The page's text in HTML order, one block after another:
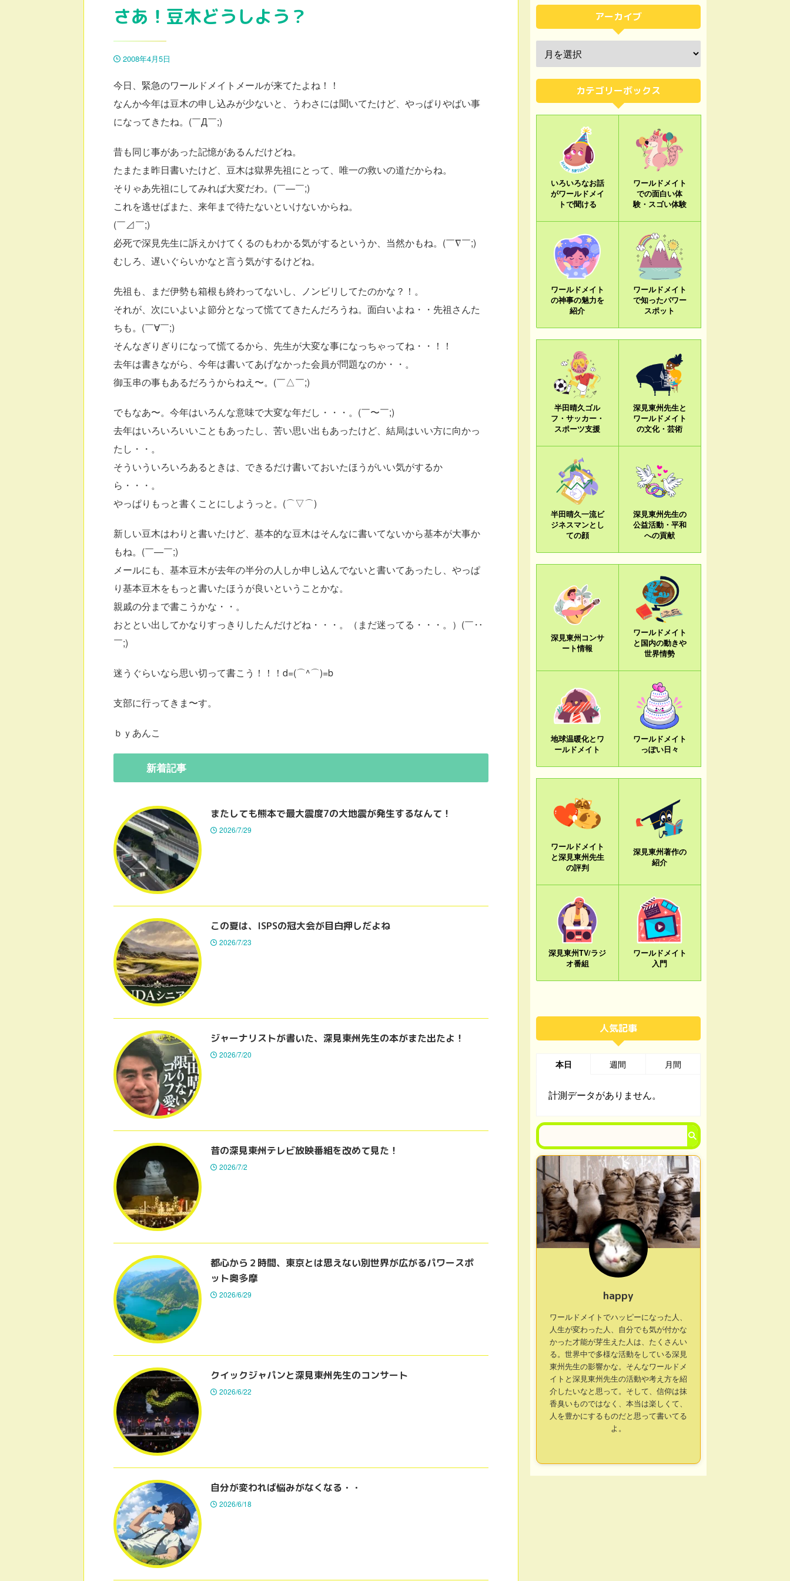
さあ！豆木どうしよう？
2008年4月5日
今日、緊急のワールドメイトメールが来てたよね！！
なんか今年は豆木の申し込みが少ないと、うわさには聞いてたけど、やっぱりやばい事
になってきたね。(￣Д￣;)
昔も同じ事があった記憶があるんだけどね。
たまたま昨日書いたけど、豆木は獄界先祖にとって、唯一の救いの道だからね。
そりゃあ先祖にしてみれば大変だわ。(￣—￣;)
これを逃せばまた、来年まで待たないといけないからね。
(￣⊿￣;)
必死で深見先生に訴えかけてくるのもわかる気がするというか、当然かもね。(￣∇￣;)
むしろ、遅いぐらいかなと言う気がするけどね。
先祖も、まだ伊勢も箱根も終わってないし、ノンビリしてたのかな？！。
それが、次にいよいよ節分となって慌ててきたんだろうね。面白いよね・・先祖さんた
ちも。(￣∀￣;)
そんなぎりぎりになって慌てるから、先生が大変な事になっちゃってね・・！！
去年は書きながら、今年は書いてあげなかった会員が問題なのか・・。
御玉串の事もあるだろうからねえ〜。(￣△￣;)
でもなあ〜。今年はいろんな意味で大変な年だし・・・。(￣〜￣;)
去年はいろいろいいこともあったし、苦い思い出もあったけど、結局はいい方に向かっ
たし・・。
そういういろいろあるときは、できるだけ書いておいたほうがいい気がするか
ら・・・。
やっぱりもっと書くことにしようっと。(⌒▽⌒)
新しい豆木はわりと書いたけど、基本的な豆木はそんなに書いてないから基本が大事か
もね。(￣—￣;)
メールにも、基本豆木が去年の半分の人しか申し込んでないと書いてあったし、やっぱ
り基本豆木をもっと書いたほうが良いということかな。
親戚の分まで書こうかな・・。
おととい出してかなりすっきりしたんだけどね・・・。（まだ迷ってる・・・。）(￣‥
￣;)
迷うぐらいなら思い切って書こう！！！d=(⌒^⌒)=b
支部に行ってきま〜す。
ｂｙあんこ
新着記事
またしても熊本で最大震度7の大地震が発生するなんて！
2026/7/29
この夏は、ISPSの冠大会が目白押しだよね
2026/7/23
ジャーナリストが書いた、深見東州先生の本がまた出たよ！
2026/7/20
昔の深見東州テレビ放映番組を改めて見た！
2026/7/2
都心から２時間、東京とは思えない別世界が広がるパワースポ
ット奥多摩
2026/6/29
クイックジャパンと深見東州先生のコンサート
2026/6/22
自分が変われば悩みがなくなる・・
2026/6/18
アーカイブ
カテゴリーボックス
いろいろなお話
がワールドメイ
トで聞ける
ワールドメイト
での面白い体
験・スゴい体験
ワールドメイト
の神事の魅力を
紹介
ワールドメイト
で知ったパワー
スポット
半田晴久ゴル
フ・サッカー・
スポーツ支援
深見東州先生と
ワールドメイト
の文化・芸術
半田晴久一流ビ
ジネスマンとし
ての顔
深見東州先生の
公益活動・平和
への貢献
深見東州コンサ
ート情報
ワールドメイト
と国内の動きや
世界情勢
地球温暖化とワ
ールドメイト
ワールドメイト
っぽい日々
ワールドメイト
と深見東州先生
の評判
深見東州著作の
紹介
深見東州TV/ラジ
オ番組
ワールドメイト
入門
人気記事
本日 週間 月間
計測データがありません。
happy
ワールドメイトでハッピーになった人、
人生が変わった人、自分でも気が付かな
かった才能が芽生えた人は、たくさんい
る。世界中で多様な活動をしている深見
東州先生の影響かな。そんなワールドメ
イトと深見東州先生の活動や考え方を紹
介したいなと思って。そして、信仰は抹
香臭いものではなく、本当は楽しくて、
人を豊かにするものだと思って書いてる
よ。